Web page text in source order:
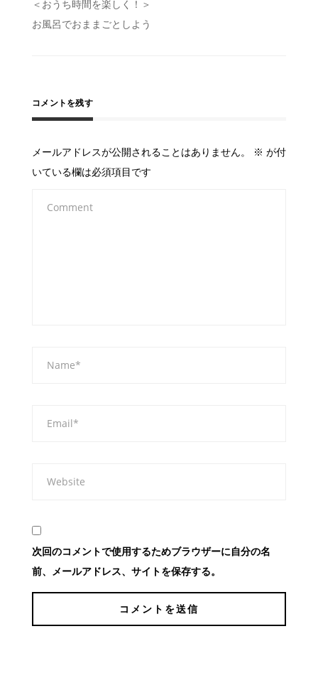
投
稿
ゲ
ー
シ
ョ
＜おうち時間を楽しく！＞
お風呂でおままごとしよう
コメントを残す
メールアドレスが公開されることはありません。 ※ が付
いている欄は必須項目です
次回のコメントで使用するためブラウザーに自分の名
前、メールアドレス、サイトを保存する。